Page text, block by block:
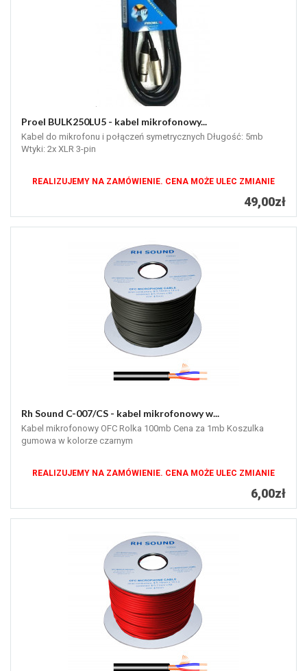
Proel BULK250LU5 - kabel mikrofonowy...
Kabel do mikrofonu i połączeń symetrycznych Długość: 5mb
Wtyki: 2x XLR 3-pin
REALIZUJEMY NA ZAMÓWIENIE. CENA MOŻE ULEC ZMIANIE
49,00zł
Rh Sound C-007/CS - kabel mikrofonowy w...
Kabel mikrofonowy OFC Rolka 100mb Cena za 1mb Koszulka
gumowa w kolorze czarnym
REALIZUJEMY NA ZAMÓWIENIE. CENA MOŻE ULEC ZMIANIE
6,00zł